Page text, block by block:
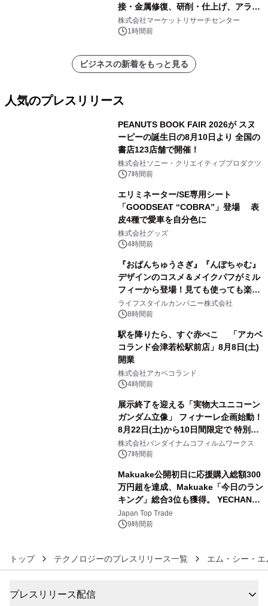
接・金属修復、研削・仕上げ、アライ
メント、その他）・分析レポートを発
表
株式会社マーケットリサーチセンター
1時間前
ビジネスの新着をもっと見る
人気のプレスリリース
PEANUTS BOOK FAIR 2026が スヌ
ーピーの誕生日の8月10日より 全国の
書店123店舗で開催！
株式会社ソニー・クリエイティブプロダクツ
7時間前
エリミネーター/SE専用シート
「GOODSEAT “COBRA”」登場 表
皮4種で愛車を自分色に
株式会社グッズ
4時間前
『おぱんちゅうさぎ』『んぽちゃむ』
デザインのコスメ＆メイクパフがミル
フィーから登場！見ても使っても楽し
い、ポップでキュートなコレクショ
ン。
ライフスタイルカンパニー株式会社
8時間前
駅を降りたら、すぐ赤べこ 「アカベ
コランド会津若松駅前店」8月8日(土)
開業
株式会社アカベコランド
4時間前
展示終了を迎える「実物大ユニコーン
ガンダム立像」 フィナーレ企画始動！
8月22日(土)から10日間限定で 特別映
像『UNICORN GUNDAM Statue ―
BEYOND POSSIBILITY ―』を上映！
株式会社バンダイナムコフィルムワークス
7時間前
Makuake公開初日に応援購入総額300
万円超を達成、Makuake「今日のラン
キング」総合3位も獲得。 YECHAN音
浴シンギングボウル第2弾の大型サイ
ズ（XL・2XL・3XL）を先行販売中
Japan Top Trade
9時間前
トップ テクノロジーのプレスリリース一覧 エム・シー・
プレスリリース配信